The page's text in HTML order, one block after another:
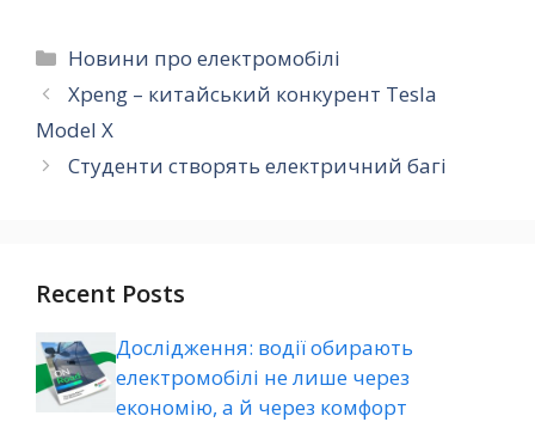
Категорії
Новини про електромобілі
Xpeng – китайський конкурент Tesla
Model Х
Студенти створять електричний багі
Recent Posts
Дослідження: водії обирають
електромобілі не лише через
економію, а й через комфорт